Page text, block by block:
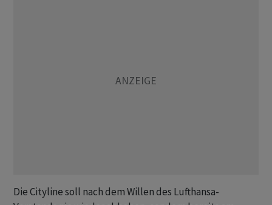
Die Cityline soll nach dem Willen des Lufthansa-